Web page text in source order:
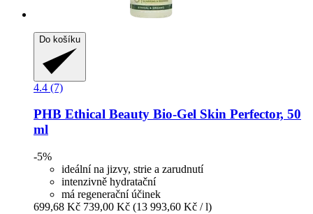
Do košíku
4.4 (7)
PHB Ethical Beauty Bio-​Gel Skin Perfector, 50
ml
-5%
ideální na jizvy, strie a zarudnutí
intenzivně hydratační
má regenerační účinek
699,68 Kč 739,00 Kč (13 993,60 Kč / l)